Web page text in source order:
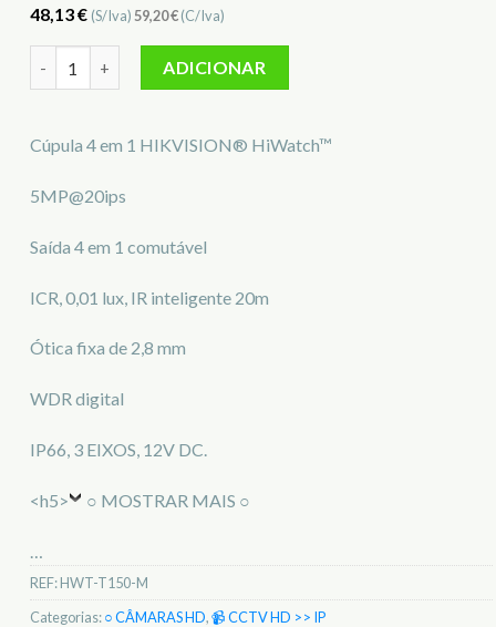
48,13€ (S/Iva)59,20€(C/Iva)
ADICIONAR
Cúpula 4 em 1 HIKVISION® HiWatch™
5MP@20ips
Saída 4 em 1 comutável
ICR, 0,01 lux, IR inteligente 20m
Ótica fixa de 2,8 mm
WDR digital
IP66, 3 EIXOS, 12V DC.
<h5> ○ MOSTRAR MAIS ○
REF:HWT-T150-M
Categorias:○ CÂMARAS HD,📹 CCTV HD >> IP